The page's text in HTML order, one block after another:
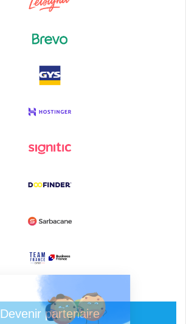
Devenir partenaire